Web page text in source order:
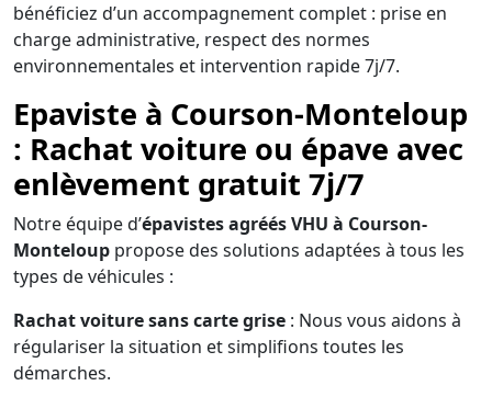
bénéficiez d’un accompagnement complet : prise en
charge administrative, respect des normes
environnementales et intervention rapide 7j/7.
Epaviste à Courson-Monteloup
: Rachat voiture ou épave avec
enlèvement gratuit 7j/7
Notre équipe d’épavistes agréés VHU à Courson-
Monteloup propose des solutions adaptées à tous les
types de véhicules :
Rachat voiture sans carte grise : Nous vous aidons à
régulariser la situation et simplifions toutes les
démarches.